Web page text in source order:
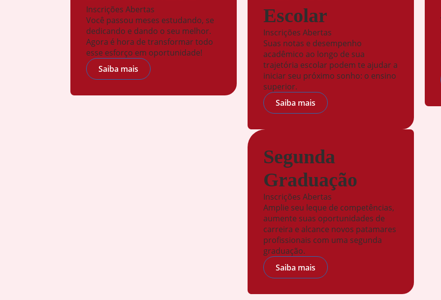
Inscrições Abertas
Você passou meses estudando, se
dedicando e dando o seu melhor.
Agora é hora de transformar todo
esse esforço em oportunidade!
Saiba mais
Escolar
Inscrições Abertas
Suas notas e desempenho
acadêmico ao longo de sua
trajetória escolar podem te ajudar a
iniciar seu próximo sonho: o ensino
superior.
Saiba mais
Segunda
Graduação
Inscrições Abertas
Amplie seu leque de competências,
aumente suas oportunidades de
carreira e alcance novos patamares
profissionais com uma segunda
graduação.
Saiba mais